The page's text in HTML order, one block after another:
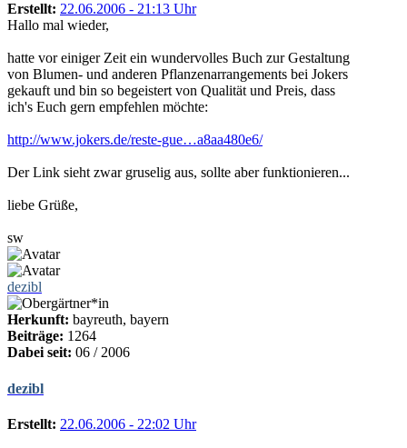
Erstellt: 22.06.2006 - 21:13 Uhr
Hallo mal wieder,
hatte vor einiger Zeit ein wundervolles Buch zur Gestaltung
von Blumen- und anderen Pflanzenarrangements bei Jokers
gekauft und bin so begeistert von Qualität und Preis, dass
ich's Euch gern empfehlen möchte:
http://www.jokers.de/reste-gue…a8aa480e6/
Der Link sieht zwar gruselig aus, sollte aber funktionieren...
liebe Grüße,
sw
dezibl
Herkunft: bayreuth, bayern
Beiträge: 1264
Dabei seit: 06 / 2006
dezibl
Erstellt: 22.06.2006 - 22:02 Uhr